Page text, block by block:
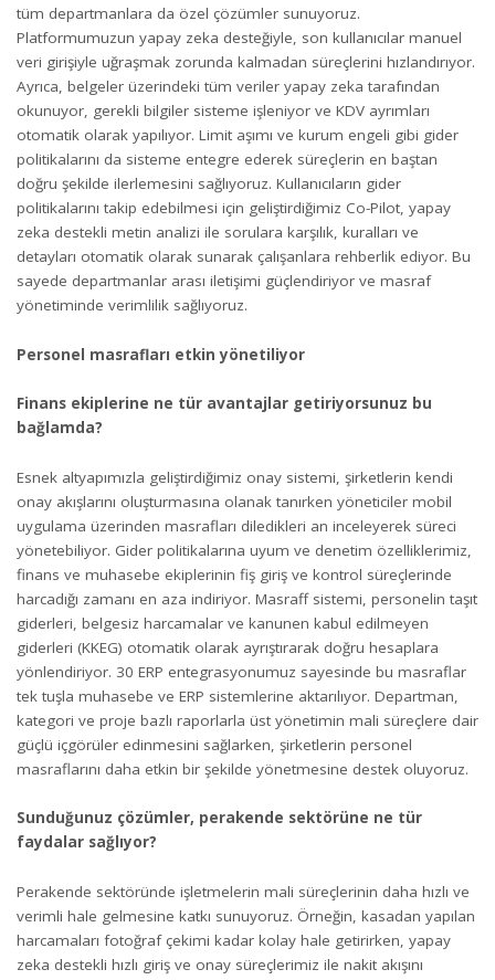
tüm departmanlara da özel çözümler sunuyoruz.
Platformumuzun yapay zeka desteğiyle, son kullanıcılar manuel
veri girişiyle uğraşmak zorunda kalmadan süreçlerini hızlandırıyor.
Ayrıca, belgeler üzerindeki tüm veriler yapay zeka tarafından
okunuyor, gerekli bilgiler sisteme işleniyor ve KDV ayrımları
otomatik olarak yapılıyor. Limit aşımı ve kurum engeli gibi gider
politikalarını da sisteme entegre ederek süreçlerin en baştan
doğru şekilde ilerlemesini sağlıyoruz. Kullanıcıların gider
politikalarını takip edebilmesi için geliştirdiğimiz Co-Pilot, yapay
zeka destekli metin analizi ile sorulara karşılık, kuralları ve
detayları otomatik olarak sunarak çalışanlara rehberlik ediyor. Bu
sayede departmanlar arası iletişimi güçlendiriyor ve masraf
yönetiminde verimlilik sağlıyoruz.
Personel masrafları etkin yönetiliyor
Finans ekiplerine ne tür avantajlar getiriyorsunuz bu
bağlamda?
Esnek altyapımızla geliştirdiğimiz onay sistemi, şirketlerin kendi
onay akışlarını oluşturmasına olanak tanırken yöneticiler mobil
uygulama üzerinden masrafları diledikleri an inceleyerek süreci
yönetebiliyor. Gider politikalarına uyum ve denetim özelliklerimiz,
finans ve muhasebe ekiplerinin fiş giriş ve kontrol süreçlerinde
harcadığı zamanı en aza indiriyor. Masraff sistemi, personelin taşıt
giderleri, belgesiz harcamalar ve kanunen kabul edilmeyen
giderleri (KKEG) otomatik olarak ayrıştırarak doğru hesaplara
yönlendiriyor. 30 ERP entegrasyonumuz sayesinde bu masraflar
tek tuşla muhasebe ve ERP sistemlerine aktarılıyor. Departman,
kategori ve proje bazlı raporlarla üst yönetimin mali süreçlere dair
güçlü içgörüler edinmesini sağlarken, şirketlerin personel
masraflarını daha etkin bir şekilde yönetmesine destek oluyoruz.
Sunduğunuz çözümler, perakende sektörüne ne tür
faydalar sağlıyor?
Perakende sektöründe işletmelerin mali süreçlerinin daha hızlı ve
verimli hale gelmesine katkı sunuyoruz. Örneğin, kasadan yapılan
harcamaları fotoğraf çekimi kadar kolay hale getirirken, yapay
zeka destekli hızlı giriş ve onay süreçlerimiz ile nakit akışını